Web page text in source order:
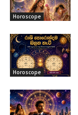
Horoscope
Horoscope